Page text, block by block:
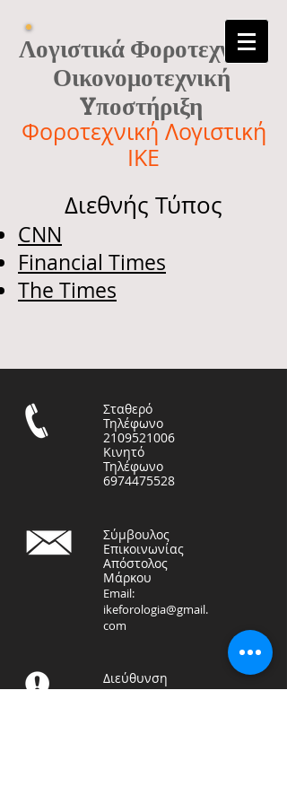
Λογιστικά Φοροτεχνικά
Οικονομοτεχνική
Yποστήριξη
Φοροτεχνική Λογιστική
ΙΚΕ
Διεθνής Τύπος
CNN
Financial Times
The Times
Σταθερό
Τηλέφωνο
2109521006
Κινητό
Τηλέφωνο
6974475528
Σύμβουλος
Επικοινωνίας
Απόστολος
Μάρκου
Email:
ikeforologia@gmail.
com
Διεύθυνση
ΦΟΡΟΤΕΧΝΙΚΗ ΛΟΓΙΣΤΙΚΗ